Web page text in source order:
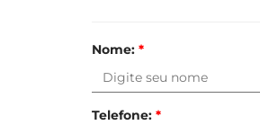
Nome: *
Telefone: *